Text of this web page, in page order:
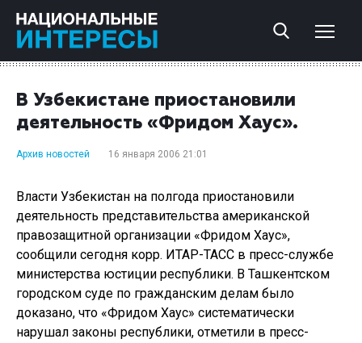
В Узбекистане приостановили
деятельность «Фридом Хаус».
Архив новостей 16 января 2006 21:01
Власти Узбекистан на полгода приостановили
деятельность представительства американской
правозащитной организации «Фридом Хаус»,
сообщили сегодня корр. ИТАР-ТАСС в пресс-службе
министерства юстиции республики. В Ташкентском
городском суде по гражданским делам было
доказано, что «Фридом Хаус» систематически
нарушал законы республики, отметили в пресс-